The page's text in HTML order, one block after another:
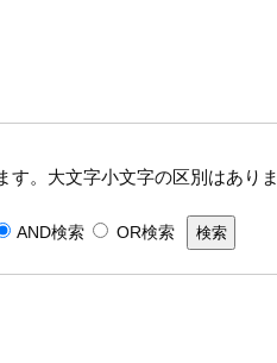
す。大文字小文字の区別はあり
AND検索 OR検索